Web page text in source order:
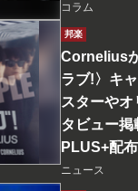
コラム
邦楽
Cornelius
ラブ!〉キ
スターや
タビュー掲
PLUS+配
ニュース